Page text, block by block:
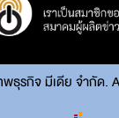
ธุรกิจ มีเดีย จำกัด.